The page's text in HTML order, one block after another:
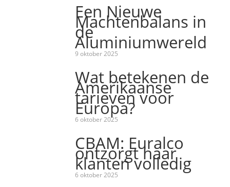
Een Nieuwe
Machtenbalans in
de
Aluminiumwereld
9 oktober 2025
Wat betekenen de
Amerikaanse
tarieven voor
Europa?
6 oktober 2025
CBAM: Euralco
ontzorgt haar
klanten volledig
6 oktober 2025